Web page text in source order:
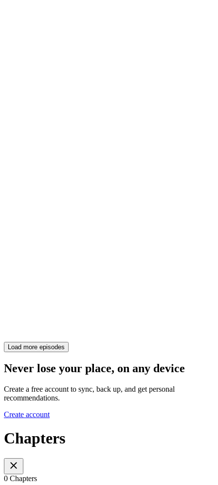
Load more episodes
Never lose your place, on any device
Create a free account to sync, back up, and get personal
recommendations.
Create account
Chapters
0 Chapters